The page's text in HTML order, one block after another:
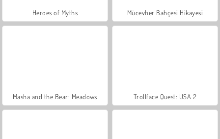
Heroes of Myths Mücevher Bahçesi Hikayesi
Masha and the Bear: Meadows Trollface Quest: USA 2